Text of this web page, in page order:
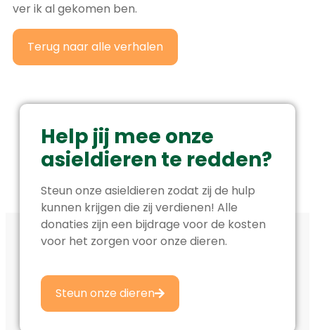
ver ik al gekomen ben.
Terug naar alle verhalen
Help jij mee onze
asieldieren te redden?
Steun onze asieldieren zodat zij de hulp
kunnen krijgen die zij verdienen! Alle
donaties zijn een bijdrage voor de kosten
voor het zorgen voor onze dieren.
Steun onze dieren